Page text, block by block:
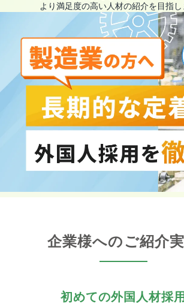
より満足度の高い人材の紹介を目指し
企業様へのご紹介
初めての外国人材採用